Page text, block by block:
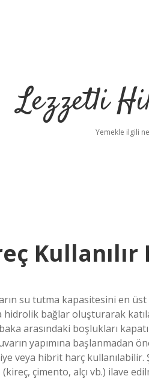
Lezzetli
Yemekle ilgili
Kullanılır
su tutma kapasitesini en üst
bağlar oluşturarak
arasındaki boşlukları
yapımına başlanmadan
veya hibrit harç kullanılabilir.
çimento, alçı vb.) ilave